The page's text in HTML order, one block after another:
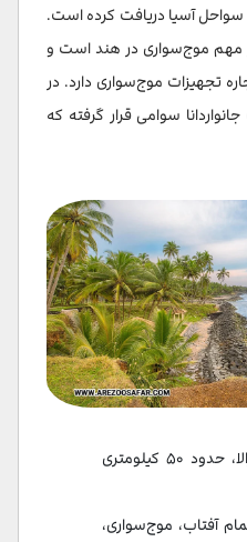
سواحل آسیا دریافت کرده است.
مهم موج‌سواری در هند است و
تجهیزات موج‌سواری دارد. در
سوامی قرار گرفته که
جنوب ایالت کرالا، حدود ۵۰ کیلومتری
آفتاب، موج‌سواری،